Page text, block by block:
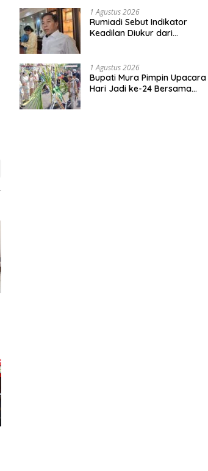
1 Agustus 2026
Rumiadi Sebut Indikator
Keadilan Diukur dari
1 Agustus 2026
Bupati Mura Pimpin Upacara
Hari Jadi ke-24 Bersama